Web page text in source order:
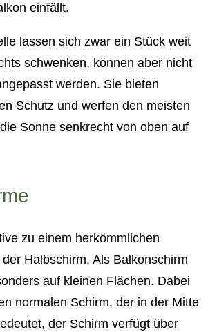
einfällt.
lassen sich zwar ein Stück weit
schwenken, können aber nicht
werden. Sie bieten
Schutz und werfen den meisten
Sonne senkrecht von oben auf
zu einem herkömmlichen
Halbschirm. Als Balkonschirm
auf kleinen Flächen. Dabei
normalen Schirm, der in der Mitte
der Schirm verfügt über